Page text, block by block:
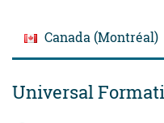
Canada (Montréal)
Universal